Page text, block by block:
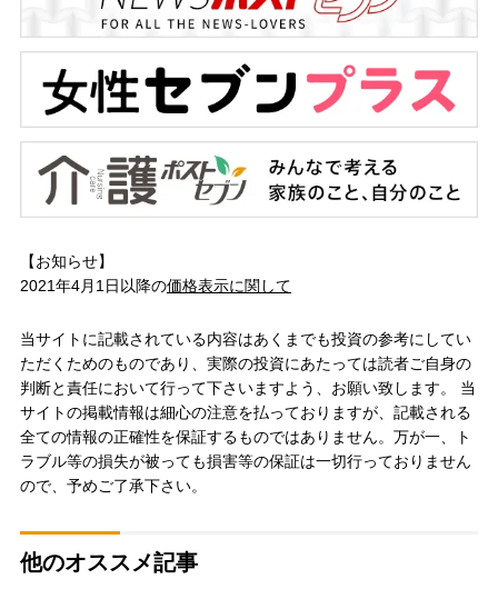
【お知らせ】
2021年4月1日以降の価格表示に関して
当サイトに記載されている内容はあくまでも投資の参考にしてい
ただくためのものであり、実際の投資にあたっては読者ご自身の
判断と責任において行って下さいますよう、お願い致します。 当
サイトの掲載情報は細心の注意を払っておりますが、記載される
全ての情報の正確性を保証するものではありません。万が一、ト
ラブル等の損失が被っても損害等の保証は一切行っておりません
ので、予めご了承下さい。
他のオススメ記事